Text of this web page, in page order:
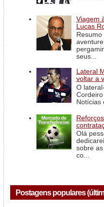
Viagem
Lucas
seus...
Lateral
voltar a
O
Notícias
Olá
sobre
co...
Postagens populares